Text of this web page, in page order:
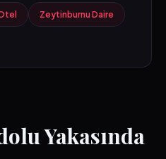
Zeytinburnu Daire
Yakasında